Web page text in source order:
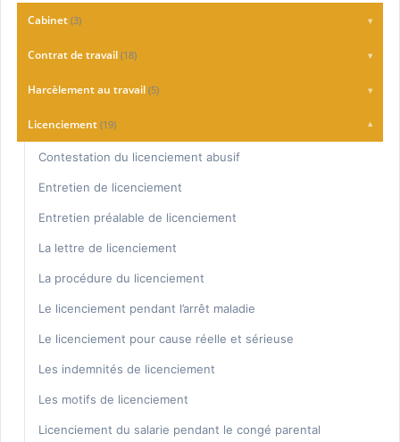
Cabinet (3) ▾
Charte Qualité
Consultation
Contrat de travail (18) ▾
Accident du travail
Agressions sur le lieu de travail
Harcèlement au travail (5) ▾
Harcèlement Moral Devant Le Conseil De Prud’hommes
Harcèlement moral et code du travail
La Plainte pour harcèlement moral
Lettre de dénonciation du harcèlement moral
Prouver le harcèlement moral
Licenciement (19) ▾
Contestation du licenciement abusif
Entretien de licenciement
Entretien préalable de licenciement
La lettre de licenciement
La procédure du licenciement
Le licenciement pendant l’arrêt maladie
Le licenciement pour cause réelle et sérieuse
Les indemnités de licenciement
Les motifs de licenciement
Licenciement du salarie pendant le congé parental